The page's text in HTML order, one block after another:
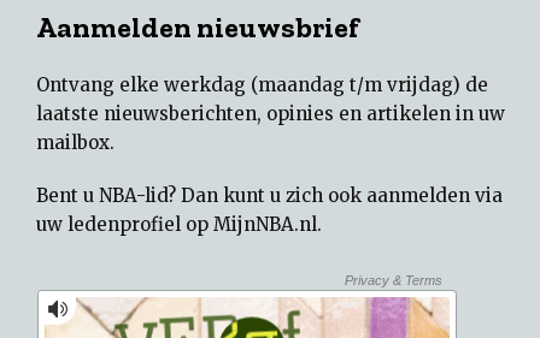
Aanmelden nieuwsbrief
Ontvang elke werkdag (maandag t/m vrijdag) de
laatste nieuwsberichten, opinies en artikelen in uw
mailbox.
Bent u NBA-lid? Dan kunt u zich ook aanmelden via
uw ledenprofiel op MijnNBA.nl.